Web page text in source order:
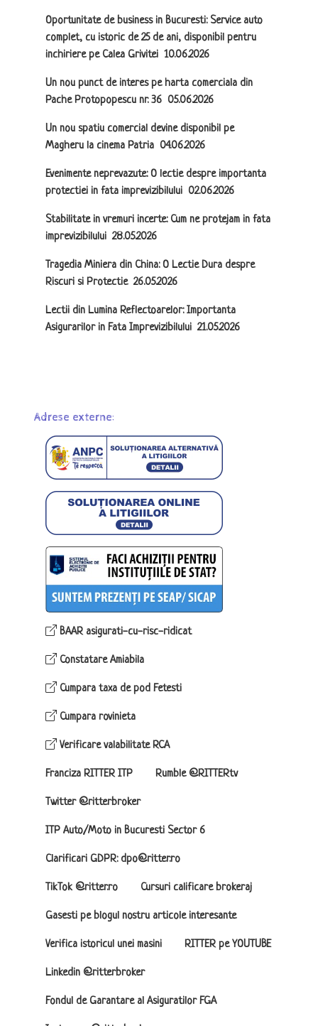
Oportunitate de business in Bucuresti: Service auto
complet, cu istoric de 25 de ani, disponibil pentru
inchiriere pe Calea Grivitei 10.06.2026
Un nou punct de interes pe harta comerciala din
Pache Protopopescu nr. 36 05.06.2026
Un nou spatiu comercial devine disponibil pe
Magheru la cinema Patria 04.06.2026
Evenimente neprevazute: O lectie despre importanta
protectiei in fata imprevizibilului 02.06.2026
Stabilitate in vremuri incerte: Cum ne protejam in fata
imprevizibilului 28.05.2026
Tragedia Miniera din China: O Lectie Dura despre
Riscuri si Protectie 26.05.2026
Lectii din Lumina Reflectoarelor: Importanta
Asigurarilor in Fata Imprevizibilului 21.05.2026
Adrese externe:
BAAR asigurati-cu-risc-ridicat
Constatare Amiabila
Cumpara taxa de pod Fetesti
Cumpara rovinieta
Verificare valabilitate RCA
Franciza RITTER ITP Rumble @RITTERtv
Twitter @ritterbroker
ITP Auto/Moto in Bucuresti Sector 6
Clarificari GDPR: dpo@ritter.ro
TikTok @ritter.ro Cursuri calificare brokeraj
Gasesti pe blogul nostru articole interesante
Verifica istoricul unei masini RITTER pe YOUTUBE
Linkedin @ritterbroker
Fondul de Garantare al Asiguratilor FGA